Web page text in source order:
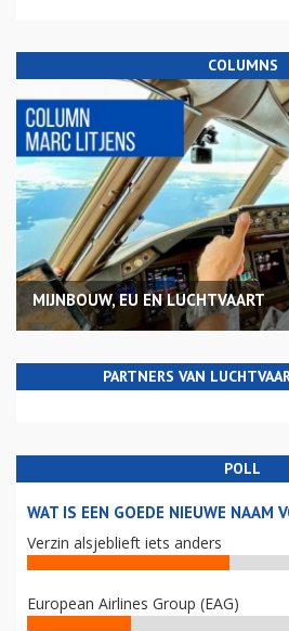
COLUMNS
MIJNBOUW, EU EN LUCHTVAART
PARTNERS VAN
POLL
WAT IS EEN GOEDE NIEUWE NAAM
Verzin alsjeblieft iets anders
European Airlines Group (EAG)